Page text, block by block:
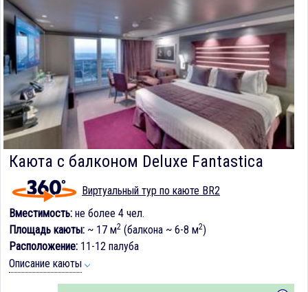
Каюта с балконом Deluxe Fantastica
Виртуальный тур по каюте BR2
Вместимость: не более 4 чел.
Площадь каюты: ~ 17 м2 (балкона ~ 6-8 м2)
Расположение: 11-12 палуба
Описание каюты